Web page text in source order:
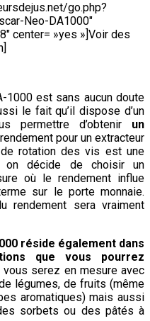
go.php?
Neo-DA1000″
center= »yes »]Voir des
1000 est sans aucun doute
le fait qu’il dispose d’un
permettre d’obtenirun
pour un extracteur
rotation des vis est une
on décide de choisir un
où le rendement influe
sur le porte monnaie.
rendement sera vraiment
réside également dans
que vous pourrez
vous serez en mesure avec
légumes, de fruits (même
aromatiques) mais aussi
sorbets ou des pâtés à